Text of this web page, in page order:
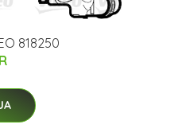
818250